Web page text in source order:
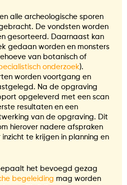
alle archeologische sporen
De vondsten worden
gesorteerd. Daarnaast kan
gedaan worden en monsters
van botanisch of
onderzoek).
worden voortgang en
Na de opgraving
opgeleverd met een scan
resultaten en een
van de opgraving. Dit
hierover nadere afspraken
te krijgen in planning en
het bevoegd gezag
begeleiding mag worden